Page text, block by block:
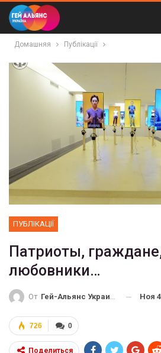
Домашняя Публікації
ПУБЛІКАЦІЇ
Патриоты,
любовники…
От Гей-Альянс Украина Ноя
0
726
Поделиться